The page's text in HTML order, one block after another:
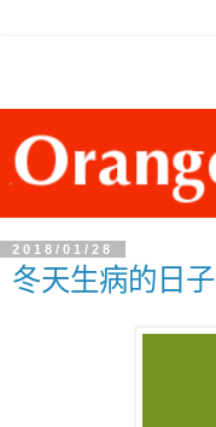
2018/01/28
冬天生病的日子